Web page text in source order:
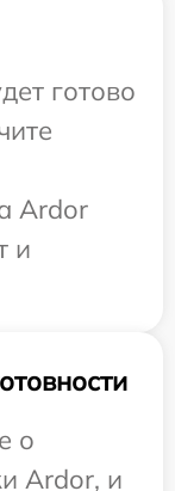
готово
Ardor
и
о
Ardor, и